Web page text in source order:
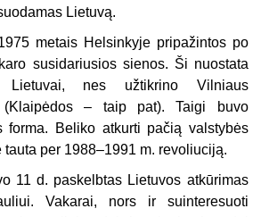
Lietuvą.
metais Helsinkyje pripažintos po
susidariusios sienos. Ši nuostata
nes užtikrino Vilniaus
(Klaipėdos – taip pat). Taigi buvo
forma. Beliko atkurti pačią valstybės
tauta per 1988–1991 m. revoliuciją.
11 d. paskelbtas Lietuvos atkūrimas
Vakarai, nors ir suinteresuoti